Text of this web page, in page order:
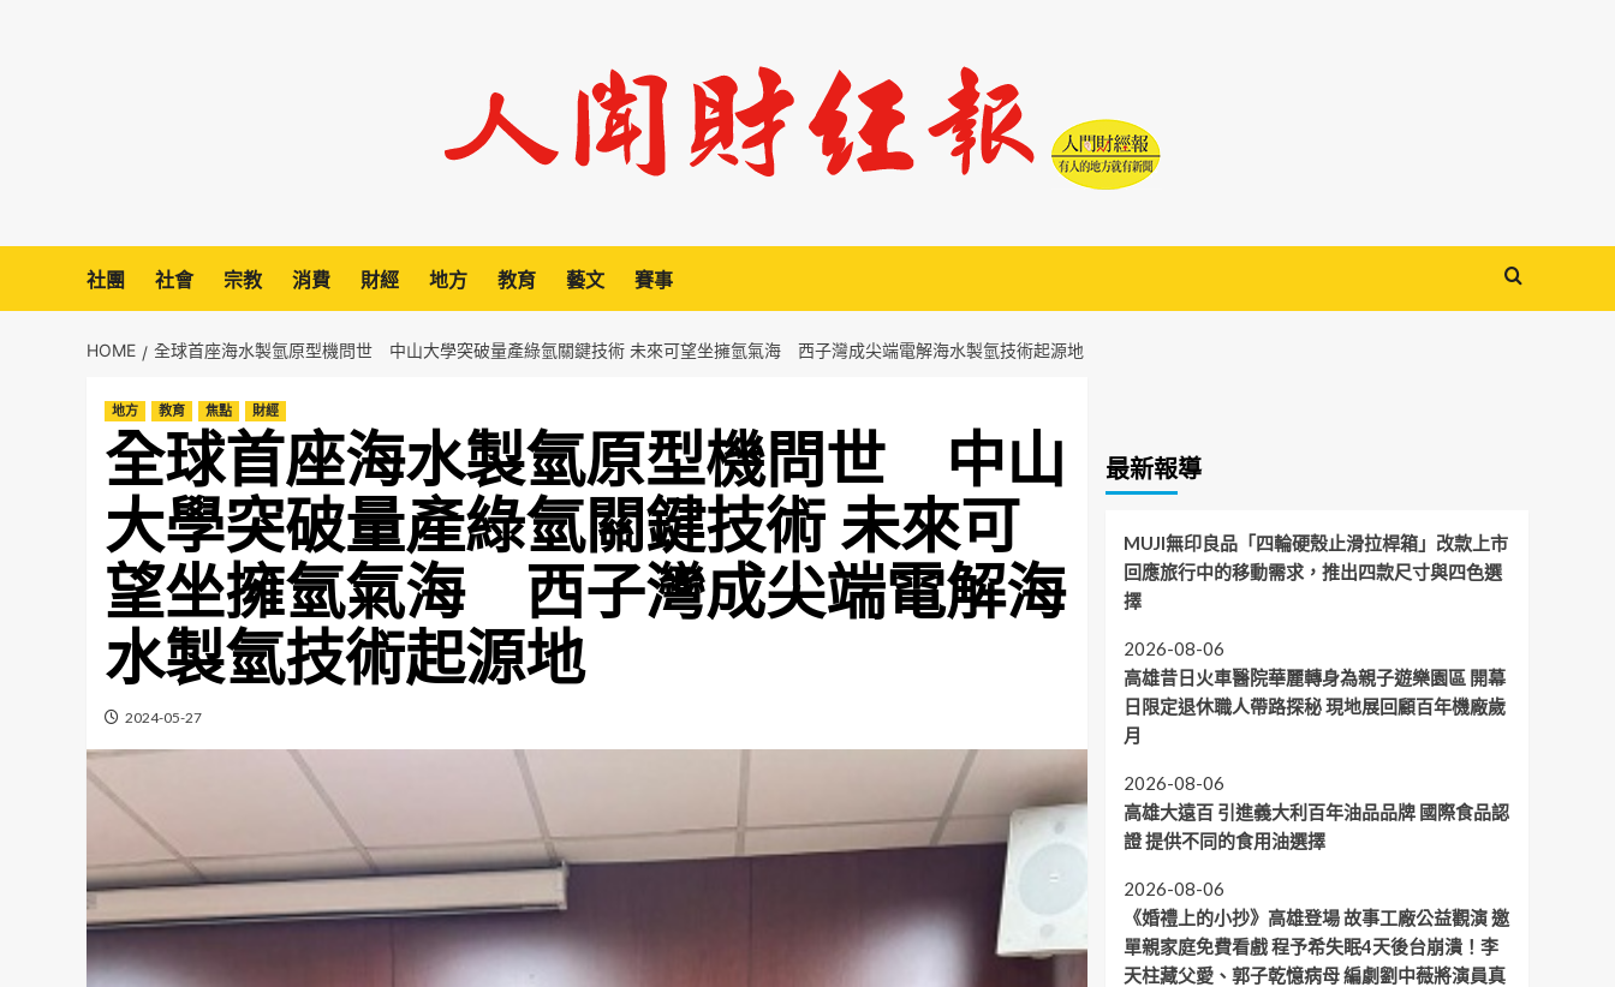
社團 社會 宗教 消費 財經 地方 教育 藝文 賽事
HOME 全球首座海水製氫原型機問世 中山大學突破量產綠氫關鍵技術 未來可望坐擁氫氣海 西子灣成尖端電解海水製氫技術起源地
地方 教育 焦點 財經
全球首座海水製氫原型機問世 中山
大學突破量產綠氫關鍵技術 未來可
望坐擁氫氣海 西子灣成尖端電解海
水製氫技術起源地
2024-05-27
最新報導
MUJI無印良品「四輪硬殼止滑拉桿箱」改款上市
回應旅行中的移動需求，推出四款尺寸與四色選
擇
2026-08-06
高雄昔日火車醫院華麗轉身為親子遊樂園區 開幕
日限定退休職人帶路探秘 現地展回顧百年機廠歲
月
2026-08-06
高雄大遠百 引進義大利百年油品品牌 國際食品認
證 提供不同的食用油選擇
2026-08-06
《婚禮上的小抄》高雄登場 故事工廠公益觀演 邀
單親家庭免費看戲 程予希失眠4天後台崩潰！李
天柱藏父愛、郭子乾憶病母 編劇劉中薇將演員真